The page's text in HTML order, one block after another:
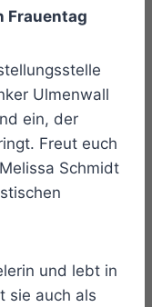
Frauentag
Ulmenwall
ein, der
Freut euch
Schmidt
und lebt in
sie auch als